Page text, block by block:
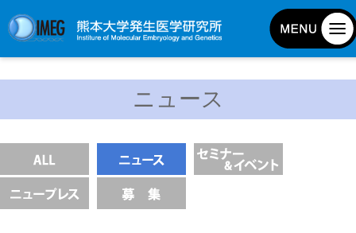
基本目標と基本方針
発生研の歴史
ニュース